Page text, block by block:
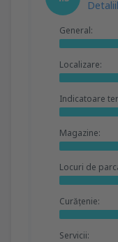
General:
Localizare:
Indicatoare
Magazine:
Locuri de
Curățenie:
Servicii: